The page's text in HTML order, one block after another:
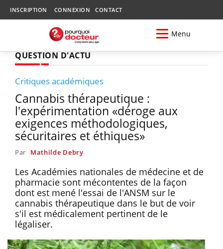
INSCRIPTION CONNEXION CONTACT
Menu
QUESTION D'ACTU
Critiques académiques
Cannabis thérapeutique :
l'expérimentation «déroge aux
exigences méthodologiques,
sécuritaires et éthiques»
Par Mathilde Debry
Les Académies nationales de médecine et de
pharmacie sont mécontentes de la façon
dont est mené l'essai de l'ANSM sur le
cannabis thérapeutique dans le but de voir
s'il est médicalement pertinent de le
légaliser.